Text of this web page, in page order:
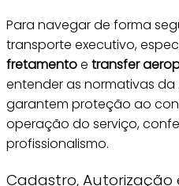
Para navegar de forma
transporte executivo,
fretamentoe transfer
entender as normativas da
garantem proteção ao
operação do serviço,
profissionalismo.
Cadastro, Autorização